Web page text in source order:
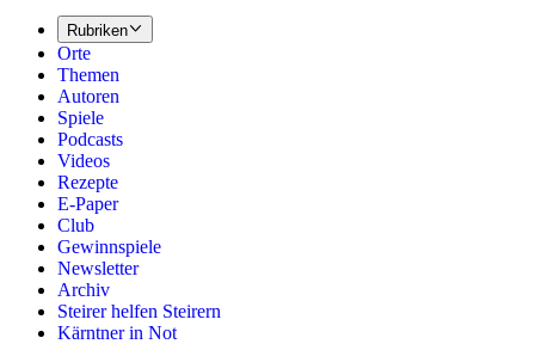
Rubriken
Orte
Themen
Autoren
Spiele
Podcasts
Videos
Rezepte
E-Paper
Club
Gewinnspiele
Newsletter
Archiv
Steirer helfen Steirern
Kärntner in Not